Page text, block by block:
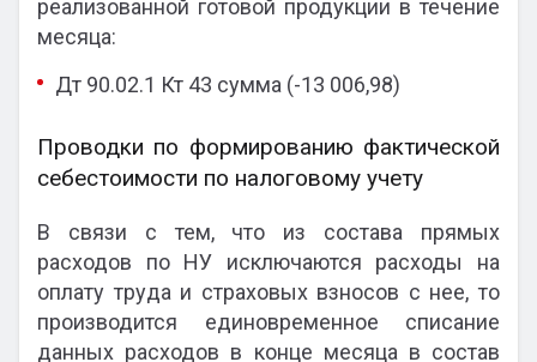
реализованной готовой продукции в течение
месяца:
Дт 90.02.1 Кт 43 сумма (-13 006,98)
Проводки по формированию фактической
себестоимости по налоговому учету
В связи с тем, что из состава прямых
расходов по НУ исключаются расходы на
оплату труда и страховых взносов с нее, то
производится единовременное списание
данных расходов в конце месяца в состав